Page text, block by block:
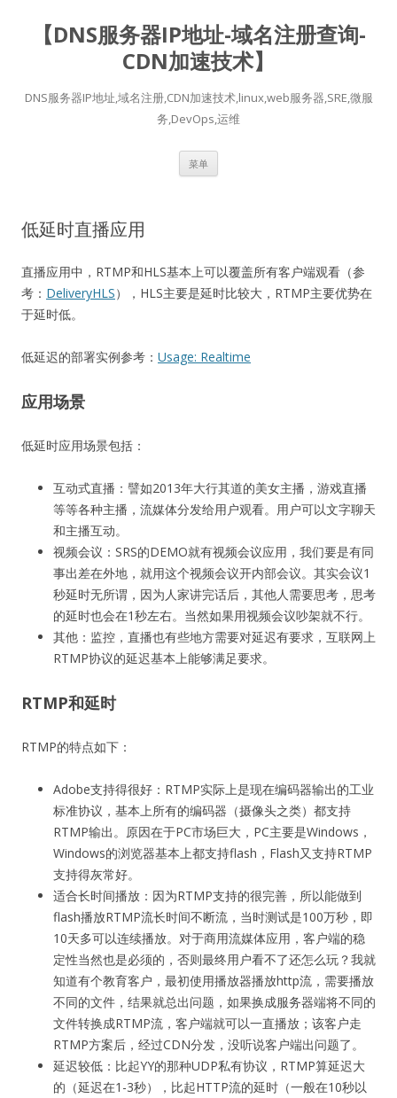
【DNS服务器IP地址-域名注册查询-
CDN加速技术】
DNS服务器IP地址,域名注册,CDN加速技术,linux,web服务器,SRE,微服
务,DevOps,运维
菜单
低延时直播应用
直播应用中，RTMP和HLS基本上可以覆盖所有客户端观看（参
考： DeliveryHLS），HLS主要是延时比较大，RTMP主要优势在
于延时低。
低延迟的部署实例参考： Usage: Realtime
应用场景
低延时应用场景包括：
互动式直播：譬如2013年大行其道的美女主播，游戏直播
等等各种主播，流媒体分发给用户观看。用户可以文字聊天
和主播互动。
视频会议：SRS的DEMO就有视频会议应用，我们要是有同
事出差在外地，就用这个视频会议开内部会议。其实会议1
秒延时无所谓，因为人家讲完话后，其他人需要思考，思考
的延时也会在1秒左右。当然如果用视频会议吵架就不行。
其他：监控，直播也有些地方需要对延迟有要求，互联网上
RTMP协议的延迟基本上能够满足要求。
RTMP和延时
RTMP的特点如下：
Adobe支持得很好：RTMP实际上是现在编码器输出的工业
标准协议，基本上所有的编码器（摄像头之类）都支持
RTMP输出。原因在于PC市场巨大，PC主要是Windows，
Windows的浏览器基本上都支持flash，Flash又支持RTMP
支持得灰常好。
适合长时间播放：因为RTMP支持的很完善，所以能做到
flash播放RTMP流长时间不断流，当时测试是100万秒，即
10天多可以连续播放。对于商用流媒体应用，客户端的稳
定性当然也是必须的，否则最终用户看不了还怎么玩？我就
知道有个教育客户，最初使用播放器播放http流，需要播放
不同的文件，结果就总出问题，如果换成服务器端将不同的
文件转换成RTMP流，客户端就可以一直播放；该客户走
RTMP方案后，经过CDN分发，没听说客户端出问题了。
延迟较低：比起YY的那种UDP私有协议，RTMP算延迟大
的（延迟在1-3秒），比起HTTP流的延时（一般在10秒以